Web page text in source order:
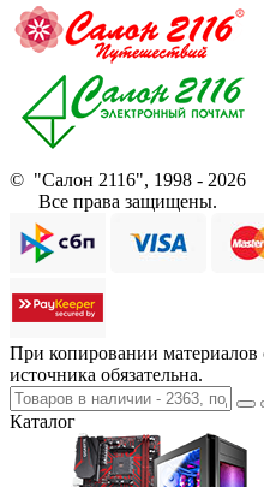
© "Салон 2116", 1998 - 2026
Все права защищены.
При копировании материалов
источника обязательна.
Каталог